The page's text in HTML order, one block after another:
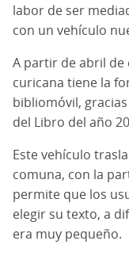
labor de ser
con un vehículo
A partir de abril de
curicana tiene la
bibliomóvil,
del Libro del año
Este vehículo
comuna, con la
permite que los
elegir su texto, a
era muy pequeño.